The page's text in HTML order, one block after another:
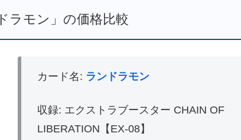
ラモン」の価格比較
カード名: ランドラモン
収録: エクストラブースター CHAIN OF
LIBERATION【EX-08】